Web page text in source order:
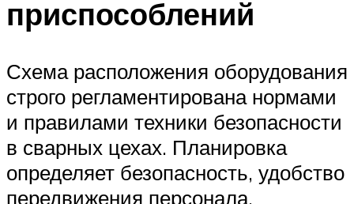
приспособлений
Схема расположения оборудования
строго регламентирована нормами
и правилами техники безопасности
в сварных цехах. Планировка
определяет безопасность, удобство
передвижения персонала,